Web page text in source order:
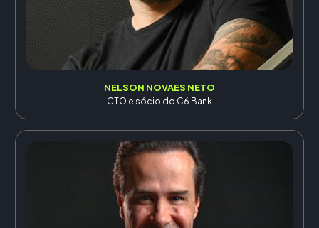
NELSON NOVAES NETO
CTO e sócio do C6 Bank